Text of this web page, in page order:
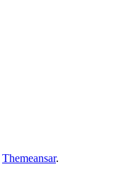
Themeansar.